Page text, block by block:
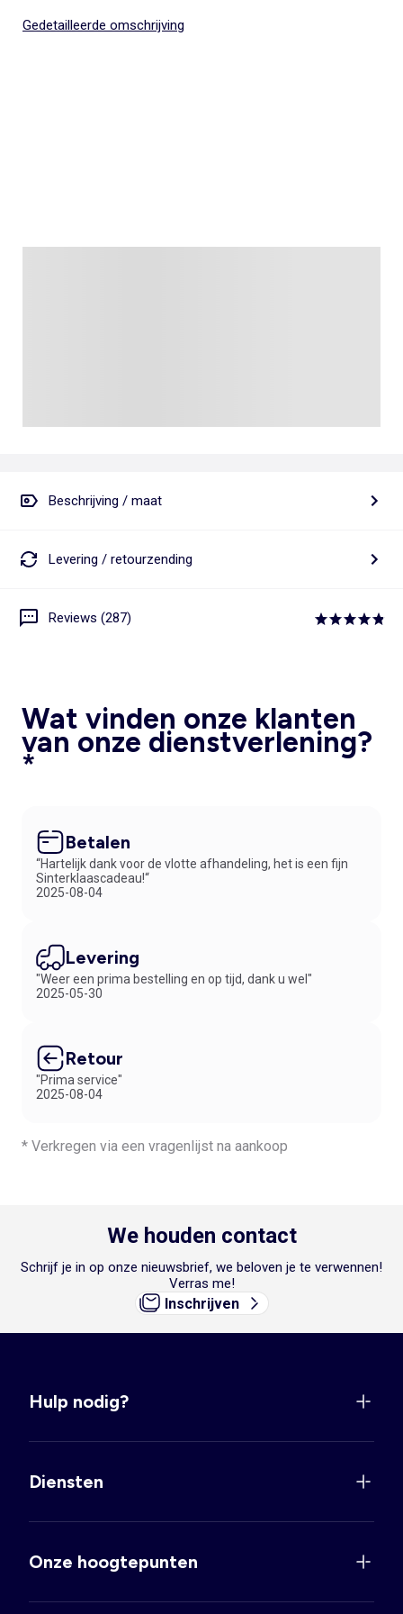
Gedetailleerde omschrijving
Beschrijving / maat
Levering / retourzending
Reviews (287)
Wat vinden onze klanten
van onze dienstverlening?
*
Betalen
“Hartelijk dank voor de vlotte afhandeling, het is een fijn
Sinterklaascadeau!“
2025-08-04
Levering
"Weer een prima bestelling en op tijd, dank u wel"
2025-05-30
Retour
"Prima service"
2025-08-04
* Verkregen via een vragenlijst na aankoop
We houden contact
Schrijf je in op onze nieuwsbrief, we beloven je te verwennen!
Verras me!
Inschrijven
Hulp nodig?
Diensten
Onze hoogtepunten